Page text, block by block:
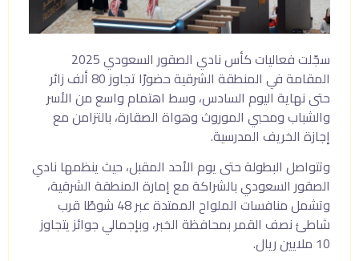
سجّلت فعاليات كأس نادي الصقور السعودي 2025
المقامة في المنطقة الشرقية حضورًا تجاوز 80 ألف زائر
حتى نهاية اليوم السادس، وسط اهتمام واسع من الأسر
والشباب ومحبي الموروث وهواة الصقارة، بالتزامن مع
إجازة الخريف المدرسية.
وتتواصل البطولة حتى يوم الأحد المقبل، حيث ينظمها نادي
الصقور السعودي بالشراكة مع إمارة المنطقة الشرقية،
وتشمل منافسات الملواح الممتدة عبر 48 شوطًا قرب
شاطئ نصف القمر بمحافظة الخبر، وبإجمالي جوائز يتجاوز
10 ملايين ريال.